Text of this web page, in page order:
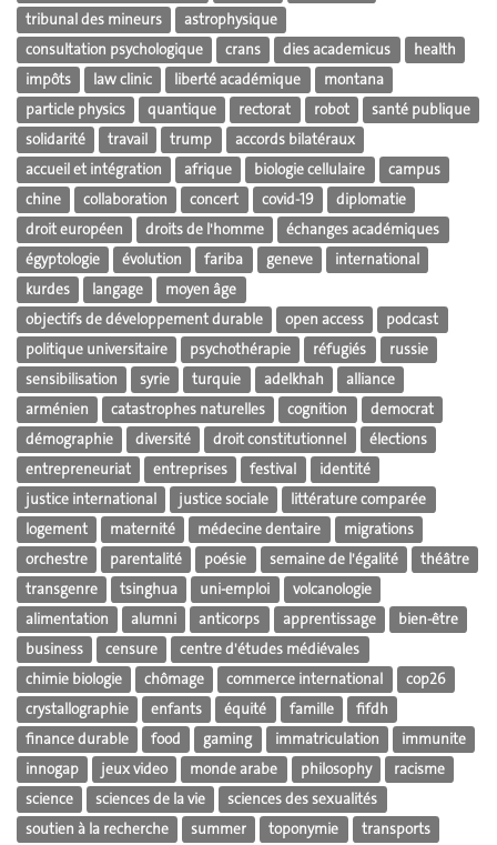
tribunal des mineurs
astrophysique
consultation psychologique
crans dies academicus
health
impôts
law clinic liberté académique
montana
particle physics
quantique rectorat robot
santé publique
solidarité
travail trump
accords bilatéraux
accueil et intégration
afrique biologie cellulaire
campus
chine
collaboration concert covid-19
diplomatie
droit européen
droits de l'homme
échanges académiques
égyptologie
évolution fariba geneve
international
kurdes
langage
moyen âge
objectifs de développement durable
open access
podcast
politique universitaire
psychothérapie réfugiés
russie
sensibilisation
syrie turquie adelkhah
alliance
arménien
catastrophes naturelles cognition
democrat
démographie
diversité droit constitutionnel
élections
entrepreneuriat
entreprises festival
identité
justice international
justice sociale
littérature comparée
logement
maternité médecine dentaire
migrations
orchestre
parentalité poésie semaine de l'égalité
théâtre
transgenre
tsinghua uni-emploi
volcanologie
alimentation
alumni anticorps apprentissage
bien-être
business
censure
centre d'études médiévales
chimie biologie
chômage commerce international
cop26
crystallographie
enfants équité famille
fifdh
finance durable
food gaming immatriculation
immunite
innogap
jeux video monde arabe philosophy
racisme
science
sciences de la vie
sciences des sexualités
soutien à la recherche
summer toponymie
transports